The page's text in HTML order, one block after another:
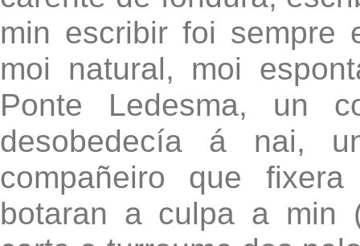
min escribir foi sempre
moi natural, moi
Ponte Ledesma, un
desobedecía á nai,
compañeiro que
botaran a culpa a min